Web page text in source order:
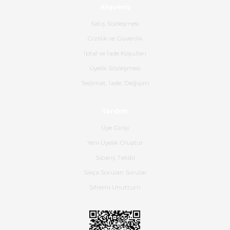
Ürünün kodu XDR-240e-24 yeni
Gerçekten harika ve etkileyici
Hızlı bir şekilde elimize ulaştı
ulaştı.Ürünün paketlenmesi
Satış Sözleşmesi
Gizlilik ve Güvenlik
İptal ve İade Koşulları
Üyelik Sözleşmesi
Teslimat, İade, Değişim
Üye Girişi
Yeni Üyelik Oluştur
Sipariş Takibi
Sıkça Sorulan Sorular
Şifremi Unuttum